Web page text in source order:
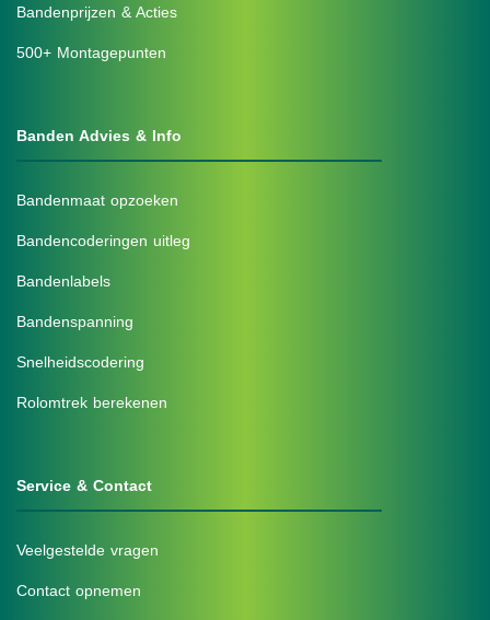
Bandenprijzen & Acties
500+ Montagepunten
Banden Advies & Info
Bandenmaat opzoeken
Bandencoderingen uitleg
Bandenlabels
Bandenspanning
Snelheidscodering
Rolomtrek berekenen
Service & Contact
Veelgestelde vragen
Contact opnemen